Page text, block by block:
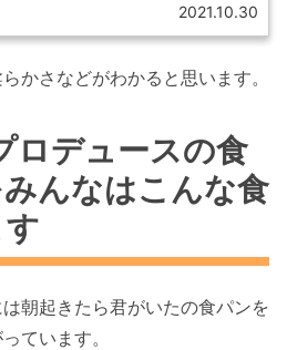
2021.10.30
かさなどがわかると思います。
ロデュースの食
んなはこんな食
朝起きたら君がいたの食パンを
ています。